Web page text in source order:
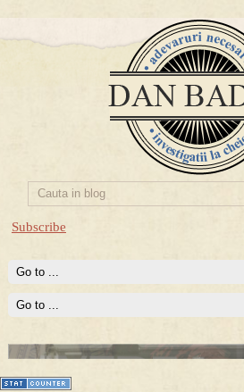
Subscribe
Prima mea carte publicata (Nemira)
Averea Presedintelui: prima lucrare
conturi secrete ale Securitatii.